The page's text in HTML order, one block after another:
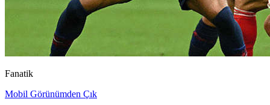
Fanatik
Mobil Görünümden Çık